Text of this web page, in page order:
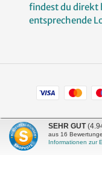
findest du direkt
entsprechende
Zahlungsarten
Facebook
Shop erstellt
SEHR GUT
aus 16
Informationen zur